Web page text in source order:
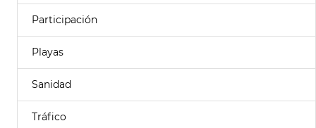
Participación
Playas
Sanidad
Tráfico